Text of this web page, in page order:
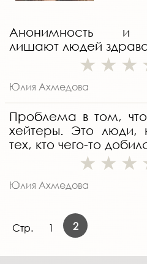
Анонимность и
лишают людей
Юлия Ахмедова
Проблема в том,
хейтеры. Это люди,
тех, кто чего-то
Юлия Ахмедова
Стр. 1 2